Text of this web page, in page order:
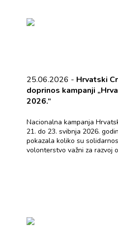
25.06.2026 - Hrvatski
doprinos kampanji
2026.“
Nacionalna kampanja
21. do 23. svibnja 2026.
pokazala koliko su
volonterstvo važni za razvoj